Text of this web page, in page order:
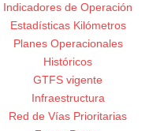
Indicadores de Operación
Estadísticas Kilómetros
Planes Operacionales
Históricos
GTFS vigente
Infraestructura
Red de Vías Prioritarias